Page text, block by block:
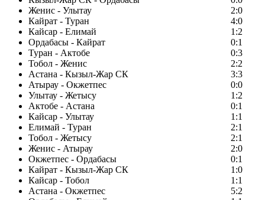
Женис - Улытау
2:0
Кайрат - Туран
4:0
Кайсар - Елимай
1:2
Ордабасы - Кайрат
0:1
Туран - Актобе
0:3
Тобол - Женис
2:2
Астана - Кызыл-Жар СК
3:3
Атырау - Окжетпес
0:0
Улытау - Жетысу
1:2
Актобе - Астана
0:1
Кайсар - Улытау
1:1
Елимай - Туран
2:1
Тобол - Жетысу
2:1
Женис - Атырау
2:0
Окжетпес - Ордабасы
0:1
Кайрат - Кызыл-Жар СК
1:0
Кайсар - Тобол
1:1
Астана - Окжетпес
5:2